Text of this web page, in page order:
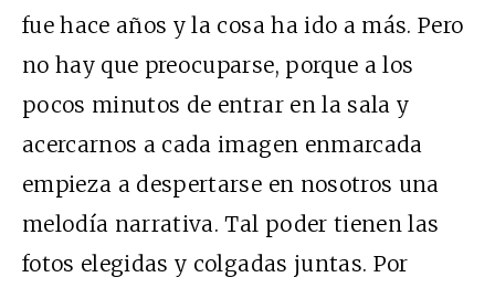
fue hace años y la cosa ha ido a más. Pero
no hay que preocuparse, porque a los
pocos minutos de entrar en la sala y
acercarnos a cada imagen enmarcada
empieza a despertarse en nosotros una
melodía narrativa. Tal poder tienen las
fotos elegidas y colgadas juntas. Por